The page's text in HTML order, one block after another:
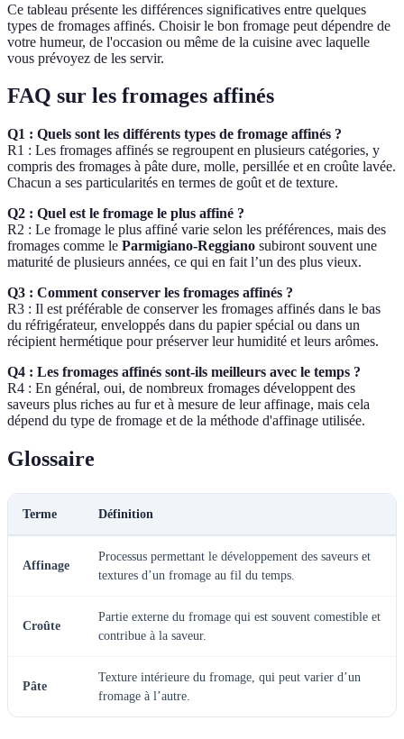
Ce tableau présente les différences significatives entre quelques
types de fromages affinés. Choisir le bon fromage peut dépendre de
votre humeur, de l'occasion ou même de la cuisine avec laquelle
vous prévoyez de les servir.
FAQ sur les fromages affinés
Q1 : Quels sont les différents types de fromage affinés ?
R1 : Les fromages affinés se regroupent en plusieurs catégories, y
compris des fromages à pâte dure, molle, persillée et en croûte lavée.
Chacun a ses particularités en termes de goût et de texture.
Q2 : Quel est le fromage le plus affiné ?
R2 : Le fromage le plus affiné varie selon les préférences, mais des
fromages comme le Parmigiano-Reggiano subiront souvent une
maturité de plusieurs années, ce qui en fait l’un des plus vieux.
Q3 : Comment conserver les fromages affinés ?
R3 : Il est préférable de conserver les fromages affinés dans le bas
du réfrigérateur, enveloppés dans du papier spécial ou dans un
récipient hermétique pour préserver leur humidité et leurs arômes.
Q4 : Les fromages affinés sont-ils meilleurs avec le temps ?
R4 : En général, oui, de nombreux fromages développent des
saveurs plus riches au fur et à mesure de leur affinage, mais cela
dépend du type de fromage et de la méthode d'affinage utilisée.
Glossaire
Terme Définition
Affinage
Processus permettant le développement des saveurs et
textures d’un fromage au fil du temps.
Croûte
Partie externe du fromage qui est souvent comestible et
contribue à la saveur.
Pâte
Texture intérieure du fromage, qui peut varier d’un
fromage à l’autre.